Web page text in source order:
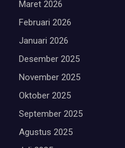
Maret 2026
Februari 2026
Januari 2026
Desember 2025
November 2025
Oktober 2025
September 2025
Agustus 2025